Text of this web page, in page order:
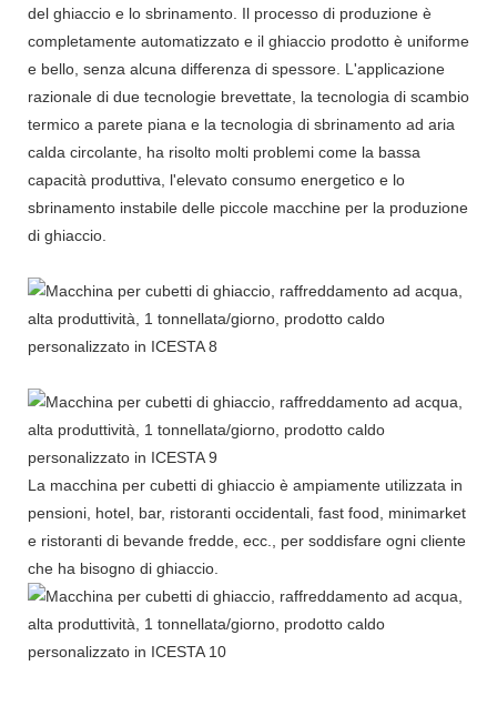
del ghiaccio e lo sbrinamento. Il processo di produzione è
completamente automatizzato e il ghiaccio prodotto è uniforme
e bello, senza alcuna differenza di spessore. L'applicazione
razionale di due tecnologie brevettate, la tecnologia di scambio
termico a parete piana e la tecnologia di sbrinamento ad aria
calda circolante, ha risolto molti problemi come la bassa
capacità produttiva, l'elevato consumo energetico e lo
sbrinamento instabile delle piccole macchine per la produzione
di ghiaccio.
La macchina per cubetti di ghiaccio è ampiamente utilizzata in
pensioni, hotel, bar, ristoranti occidentali, fast food, minimarket
e ristoranti di bevande fredde, ecc., per soddisfare ogni cliente
che ha bisogno di ghiaccio.